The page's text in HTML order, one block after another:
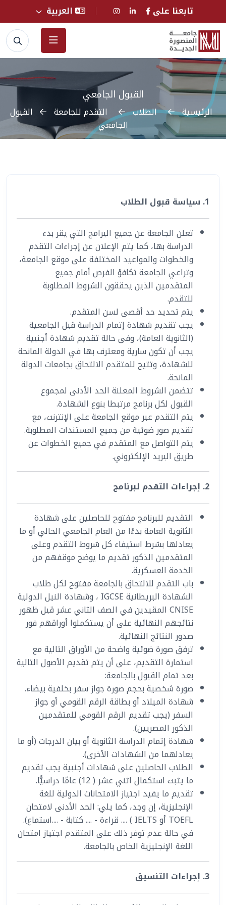
تابعنا على العربية
القبول الجامعي
الرئيسية الطلاب التقدم للجامعة
القبول
الجامعي
1. سياسة قبول الطلاب
تعلن الجامعة عن جميع البرامج التي يقر بدء
الدراسة بها، كما يتم الإعلان عن إجراءات التقدم
والخطوات والمواعيد المختلفة على موقع الجامعة،
وتراعي الجامعة تكافؤ الفرص أمام جميع
المتقدمين الذين يحققون الشروط المطلوبة
للتقدم.
يتم تحديد حد أقصى لسن المتقدم.
يجب تقديم شهادة إتمام الدراسة قبل الجامعية
(الثانوية العامة)، وفى حالة تقديم شهادة أجنبية
يجب أن تكون سارية ومعترف بها في الدولة المانحة
للشهادة، وتتيح للمتقدم الالتحاق بجامعات الدولة
المانحة.
تتضمن الشروط المعلنة الحد الأدنى لمجموع
القبول لكل برنامج مرتبطا بنوع الشهادة.
يتم التقدم عبر موقع الجامعة على الإنترنت، مع
تقديم صور ضوئية من جميع المستندات المطلوبة.
يتم التواصل مع المتقدم في جميع الخطوات عن
طريق البريد الإلكتروني.
2. إجراءات التقدم لبرنامج
التقديم للبرنامج مفتوح للحاصلين على شهادة
الثانوية العامة بدءًا من العام الجامعي الحالي أو ما
يعادلها بشرط استيفاء كل شروط التقدم وعلى
المتقدمين الذكور تقديم ما يوضح موقفهم من
الخدمة العسكرية.
باب التقدم للالتحاق بالجامعة مفتوح لكل طلاب
الشهادة البريطانية IGCSE ، وشهادة النيل الدولية
CNISE المقيدين في الصف الثاني عشر قبل ظهور
نتائجهم النهائية على أن يستكملوا أوراقهم فور
صدور النتائج النهائية.
ترفق صورة ضوئية واضحة من الأوراق التالية مع
استمارة التقديم، على أن يتم تقديم الأصول التالية
بعد تمام القبول بالجامعة:
صورة شخصية بحجم صورة جواز سفر بخلفية بيضاء.
شهادة الميلاد أو بطاقة الرقم القومي أو جواز
السفر (يجب تقديم الرقم القومي للمتقدمين
الذكور المصريين).
شهادة إتمام الدراسة الثانوية أو بيان الدرجات (أو ما
يعادلهما من الشهادات الأخرى).
الطلاب الحاصلين على شهادات أجنبية يجب تقديم
ما يثبت استكمال اثني عشر ( 12) عامًا دراسيًّا.
تقديم ما يفيد اجتياز الامتحانات الدولية للغة
الإنجليزية، إن وجد، كما يلي: الحد الأدنى لامتحان
TOEFL أو IELTS ) .... قراءة - .... كتابة - ....استماع).
في حالة عدم توفر ذلك على المتقدم اجتياز امتحان
اللغة الإنجليزية الخاص بالجامعة.
3. إجراءات التنسيق
المساعد الذكي (NMU)
متصل الآن · يرد فوراً